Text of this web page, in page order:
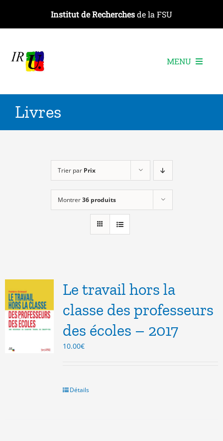
contenu
Institut de Recherchesde la FSU
MENU
Les recherches
Les événements
Livres
Trier par Prix
Montrer36 produits
Le travail hors la
classe des professeurs
des écoles – 2017
10.00€
Détails